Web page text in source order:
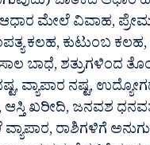
ಆಧಾರ ಮೇಲೆ ವಿವಾಹ,
ಕಲಹ, ಕುಟುಂಬ
ಬಾಧೆ, ಶತ್ರುಗಳಿಂದ
ವ್ಯಾಪಾರ ನಷ್ಟ,
ಆಸ್ತಿ ಖರೀದಿ, ಜನವಶ
ವ್ಯಾಪಾರ, ರಾಶಿಗಳಿಗೆ